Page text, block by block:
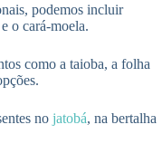
podemos incluir
o cará-moela.
como a taioba, a folha
no jatobá, na bertalha